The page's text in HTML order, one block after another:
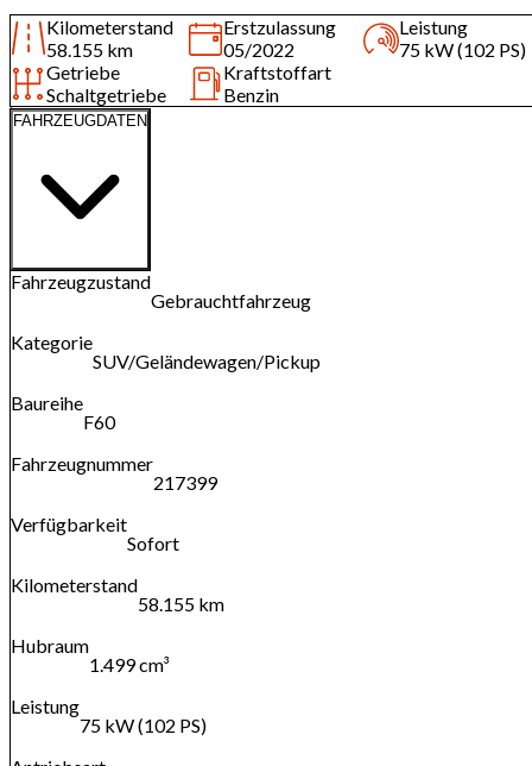
Kilometerstand
58.155 km
Erstzulassung
05/2022
Leistung
75 kW (102 PS)
Getriebe
Schaltgetriebe
Kraftstoffart
Benzin
FAHRZEUGDATEN
Fahrzeugzustand
Gebrauchtfahrzeug
Kategorie
SUV/Geländewagen/Pickup
Baureihe
F60
Fahrzeugnummer
217399
Verfügbarkeit
Sofort
Kilometerstand
58.155 km
Hubraum
1.499 cm³
Leistung
75 kW (102 PS)